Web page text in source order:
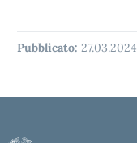
Pubblicato: 27.03.2024